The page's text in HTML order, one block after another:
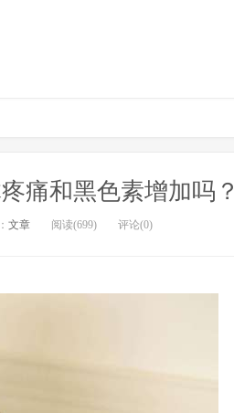
痛和黑色素增加吗？
文章 阅读(699) 评论(0)